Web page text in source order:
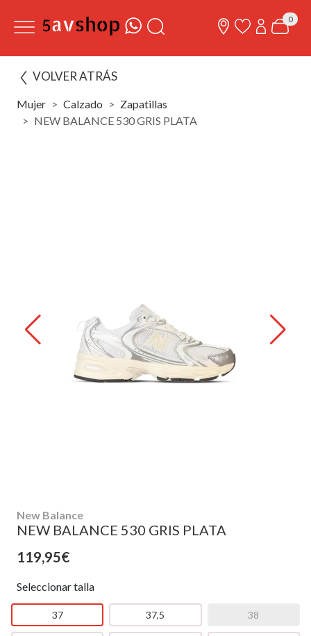
0
VOLVER ATRÁS
Mujer Calzado
Zapatillas
NEW BALANCE 530 GRIS PLATA
New Balance
NEW BALANCE 530 GRIS PLATA
119,95€
Seleccionar talla
37 37,5 38